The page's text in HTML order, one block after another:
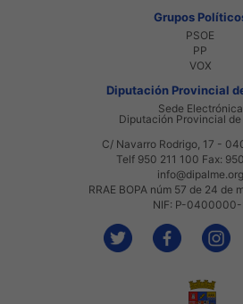
Grupos
PSOE
PP
VOX
Diputación Provincial
Sede Electrónica
Diputación Provincial de
C/ Navarro Rodrigo, 17 -
Telf 950 211 100 Fax:
info@dipalme.org
RRAE BOPA núm 57 de 24 de
NIF: P-0400000-